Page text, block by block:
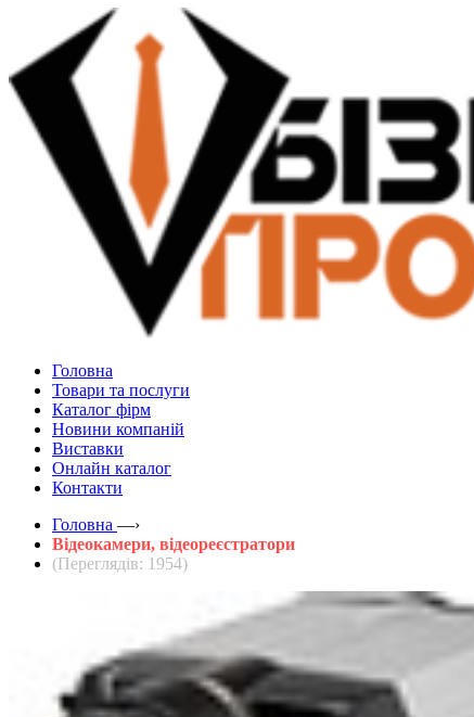
Головна
Товари та послуги
Каталог фірм
Новини компаній
Виставки
Онлайн каталог
Контакти
Головна —›
Відеокамери, відеореєстратори
(Переглядів: 1954)